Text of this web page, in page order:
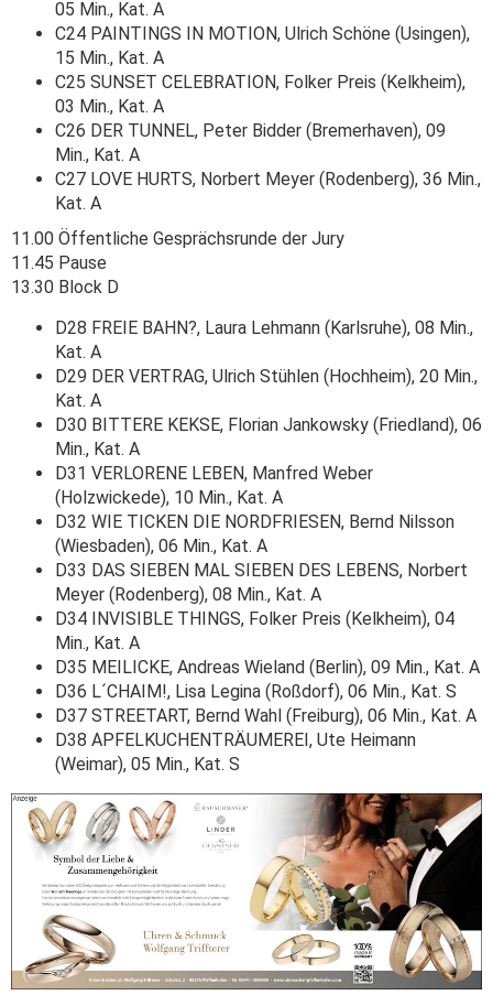
05 Min., Kat. A
C24 PAINTINGS IN MOTION, Ulrich Schöne (Usingen),
15 Min., Kat. A
C25 SUNSET CELEBRATION, Folker Preis (Kelkheim),
03 Min., Kat. A
C26 DER TUNNEL, Peter Bidder (Bremerhaven), 09
Min., Kat. A
C27 LOVE HURTS, Norbert Meyer (Rodenberg), 36 Min.,
Kat. A
11.00 Öffentliche Gesprächsrunde der Jury
11.45 Pause
13.30 Block D
D28 FREIE BAHN?, Laura Lehmann (Karlsruhe), 08 Min.,
Kat. A
D29 DER VERTRAG, Ulrich Stühlen (Hochheim), 20 Min.,
Kat. A
D30 BITTERE KEKSE, Florian Jankowsky (Friedland), 06
Min., Kat. A
D31 VERLORENE LEBEN, Manfred Weber
(Holzwickede), 10 Min., Kat. A
D32 WIE TICKEN DIE NORDFRIESEN, Bernd Nilsson
(Wiesbaden), 06 Min., Kat. A
D33 DAS SIEBEN MAL SIEBEN DES LEBENS, Norbert
Meyer (Rodenberg), 08 Min., Kat. A
D34 INVISIBLE THINGS, Folker Preis (Kelkheim), 04
Min., Kat. A
D35 MEILICKE, Andreas Wieland (Berlin), 09 Min., Kat. A
D36 L´CHAIM!, Lisa Legina (Roßdorf), 06 Min., Kat. S
D37 STREETART, Bernd Wahl (Freiburg), 06 Min., Kat. A
D38 APFELKUCHENTRÄUMEREI, Ute Heimann
(Weimar), 05 Min., Kat. S